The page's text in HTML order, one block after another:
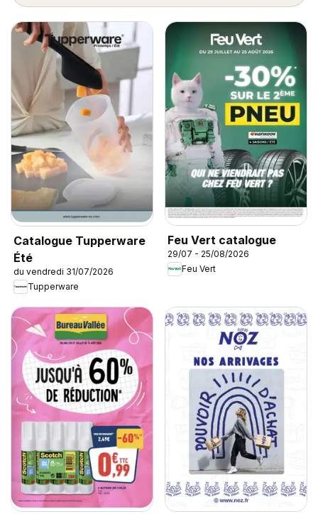
Catalogue Tupperware
Été
du vendredi 31/07/2026
Tupperware
Feu Vert catalogue
29/07 - 25/08/2026
Feu Vert